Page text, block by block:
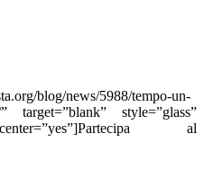
Tempo
per
un
nuovo
blog/news/5988/tempo-un-
” target=”blank” style=”glass”
al